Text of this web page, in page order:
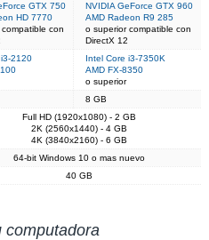
GTX 750
HD 7770
con
NVIDIA GeForce GTX 960
AMD Radeon R9 285
o superior compatible con
DirectX 12
2120
Intel Core i3-7350K
AMD FX-8350
o superior
8 GB
Full HD (1920x1080) - 2 GB
2K (2560x1440) - 4 GB
4K (3840x2160) - 6 GB
64-bit Windows 10 o mas nuevo
40 GB
computadora